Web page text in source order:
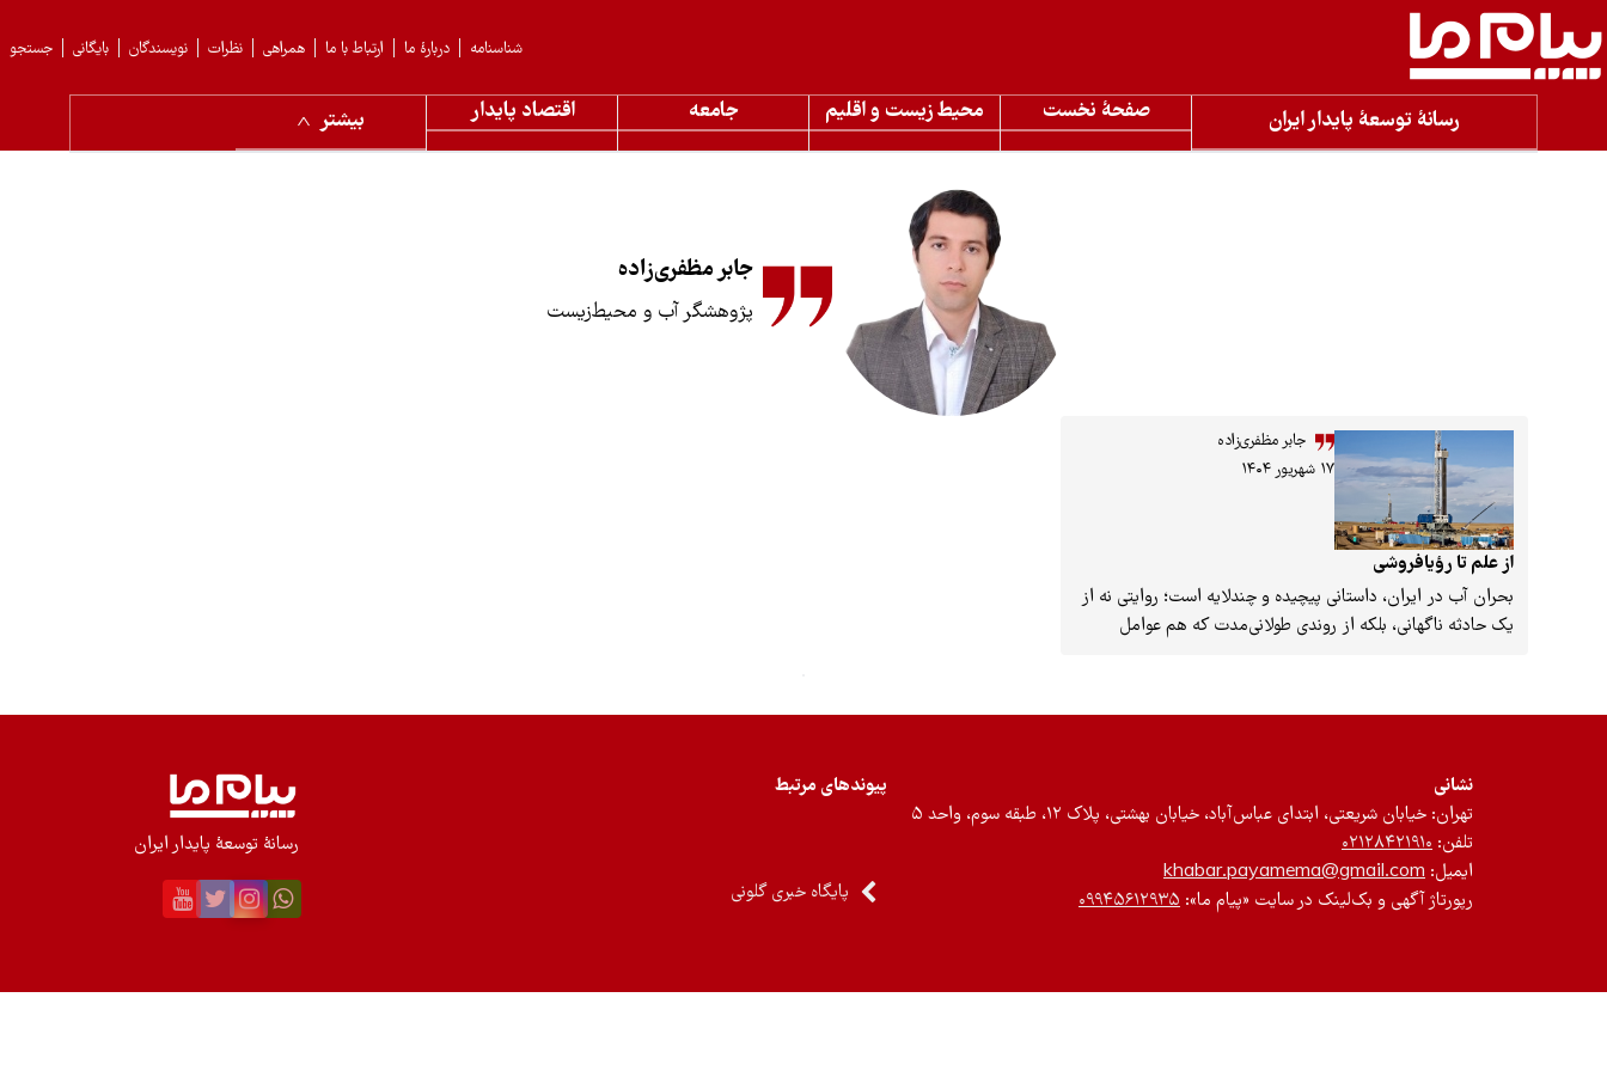
جستجو بایگانی نویسندگان نظرات همراهی ارتباط با ما دربارهٔ ما شناسنامه
رسانۀ توسعۀ پایدار ایران صفحۀ نخست محیط زیست و اقلیم جامعه اقتصاد پایدار بیشتر
جابر مظفری‌زاده
پژوهشگر آب و محیط‌زیست
جابر مظفری‌زاده
۱۷ شهریور ۱۴۰۴
از علم تا رؤیافروشی
بحران آب در ایران، داستانی پیچیده و چندلایه است؛ روایتی نه از
یک حادثه ناگهانی، بلکه از روندی طولانی‌مدت که هم عوامل
را به خود اختصاص داده‌اند. سهم عمده و فاجعه‌بارتر در ایجاد
جانمایی و بارگذاری صنعتی و جمعیتی بیش از توان اکولوژیکی
مناطق مختلف کشور، به‌ویژه مناطق مرکزی و تخریب
اکوسیستم‌های طبیعی، برعهده دارند. مشکل اصلی اینجاست که
مصرف آب کشور در بخش‌های شرب، صنعت و کشاورزی به حدود
۹۶ میلیارد مترمکعب رسیده، درحالی‌که میزان مجاز برداشت از
مسئله اصلی و واقعی آب ایران است، نه‌تنها باعث کم‌آبی یا خشکی
نشانی
تهران: خیابان شریعتی، ابتدای عباس‌آباد، خیابان بهشتی، پلاک ۱۲، طبقه سوم، واحد ۵
تلفن: ۰۲۱۲۸۴۲۱۹۱۰
ایمیل: khabar.payamema@gmail.com
رپورتاژ آگهی و بک‌لینک در سایت «پیام ما»: ۰۹۹۴۵۶۱۲۹۳۵
پیوندهای مرتبط
پایگاه خبری گلونی
رسانۀ توسعۀ پایدار ایران